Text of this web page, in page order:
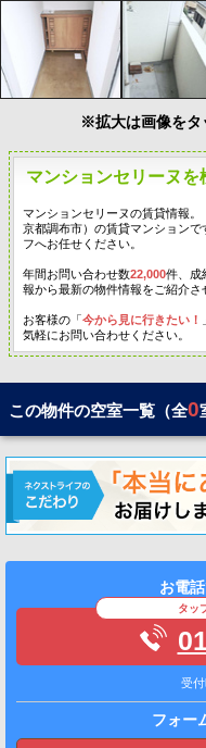
※拡大は画像をタ
マンションセリーヌ
マンションセリーヌの賃貸情報
京都調布市）の賃貸マンション
フへお任せください。
年間お問い合わせ数22,000件、成
報から最新の物件情報をご紹介さ
お客様の「今から見に行きたい！
気軽にお問い合わせください。
この物件の空室一覧（全0
お電
タッ
受
フォー